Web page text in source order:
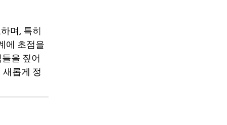
며, 특히
에 초점을
을 짚어
롭게 정